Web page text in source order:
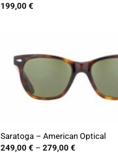
199,00 €
Saratoga – American Optical
249,00 € – 279,00 €Preisspanne: